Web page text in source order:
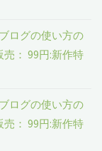
ログの使い方の
： 99円:新作特
ログの使い方の
： 99円:新作特